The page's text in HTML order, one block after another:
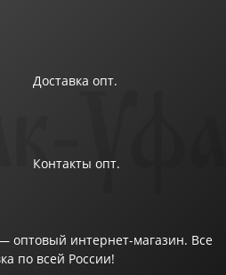
Доставка опт.
Контакты опт.
оптовый интернет-магазин. Все
по всей России!